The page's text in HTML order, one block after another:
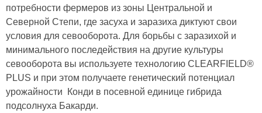
потребности фермеров из зоны Центральной и
Северной Степи, где засуха и заразиха диктуют свои
условия для севооборота. Для борьбы с заразихой и
минимального последействия на другие культуры
севооборота вы используете технологию CLEARFIELD®
PLUS и при этом получаете генетический потенциал
урожайности Конди в посевной единице гибрида
подсолнуха Бакарди.